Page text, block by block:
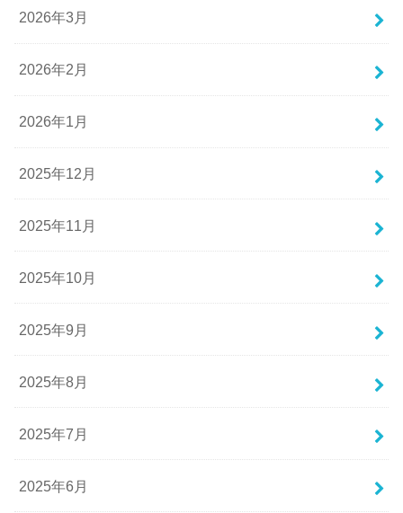
2026年3月
2026年2月
2026年1月
2025年12月
2025年11月
2025年10月
2025年9月
2025年8月
2025年7月
2025年6月